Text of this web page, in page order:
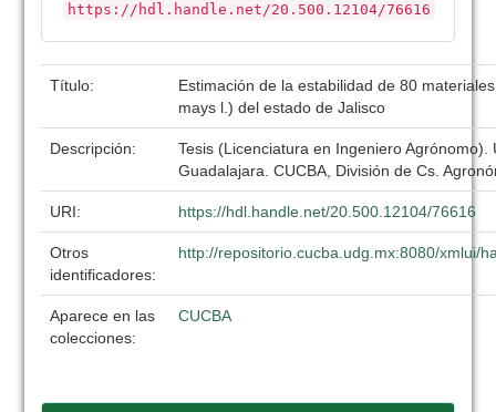
https://hdl.handle.net/20.500.12104/76616
Título:
Estimación de la estabilidad de 80
mays l.) del estado de Jalisco
Descripción:
Tesis (Licenciatura en Ingeniero Agrónomo).
Guadalajara. CUCBA, División de Cs.
URI: https://hdl.handle.net/20.500.12104/76616
Otros
identificadores:
http://repositorio.cucba.udg.mx:8080/xmlui/
Aparece en las
colecciones:
CUCBA